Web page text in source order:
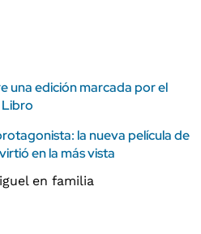
una edición marcada por el
la nueva película de
en la más vista